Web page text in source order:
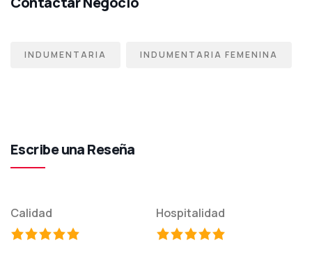
INDUMENTARIA INDUMENTARIA FEMENINA
Escribe una Reseña
Calidad Hospitalidad